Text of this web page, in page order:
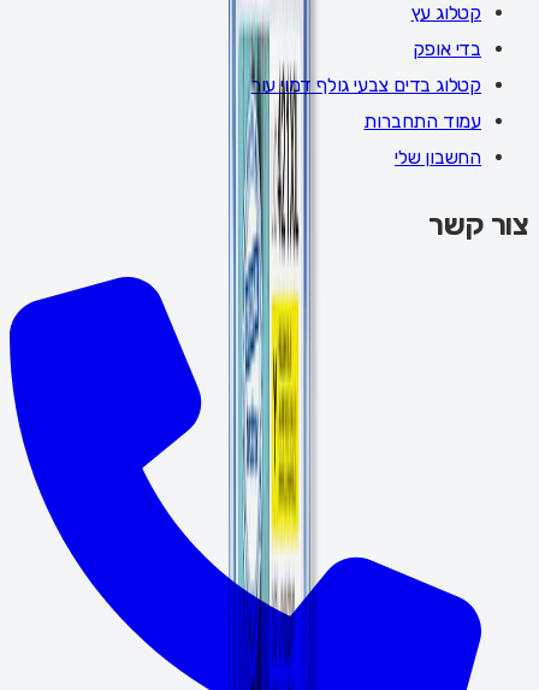
קטלוג עץ
בדי אופק
קטלוג בדים צבעי גולף דמוי עור
עמוד התחברות
החשבון שלי
צור קשר